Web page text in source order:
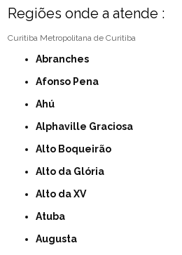
Regiões onde a atende :
Curitiba Metropolitana de Curitiba
Abranches
Afonso Pena
Ahú
Alphaville Graciosa
Alto Boqueirão
Alto da Glória
Alto da XV
Atuba
Augusta